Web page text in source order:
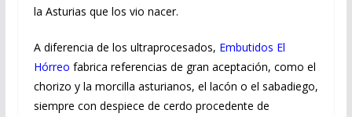
la Asturias que los vio nacer.
A diferencia de los ultraprocesados, Embutidos El
Hórreo fabrica referencias de gran aceptación, como el
chorizo y la morcilla asturianos, el lacón o el sabadiego,
siempre con despiece de cerdo procedente de